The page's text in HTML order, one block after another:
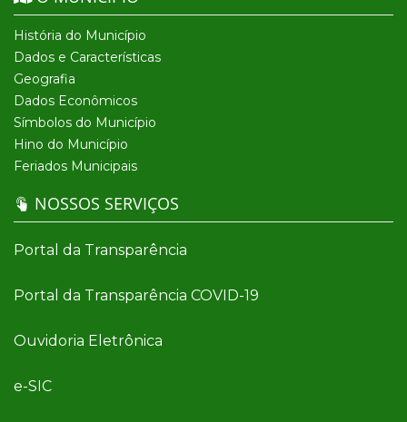
História do Município
Dados e Características
Geografia
Dados Econômicos
Símbolos do Município
Hino do Município
Feriados Municipais
NOSSOS SERVIÇOS
Portal da Transparência
Portal da Transparência COVID-19
Ouvidoria Eletrônica
e-SIC